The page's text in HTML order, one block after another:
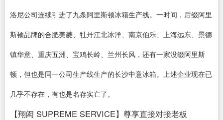
洛尼公司连续引进了九条阿里斯顿冰箱生产线。一时间，后缀阿里
斯顿品牌的合肥美菱、牡丹江北冰洋、南京伯乐、上海远东、景德
镇华意、重庆五洲、宝鸡长岭、兰州长风，还有一家没缀阿里斯
顿，但也是同一公司生产线生产的长沙中意冰箱。上述企业现在已
几乎不存在，有也是名存实亡了。
【翔闳 SUPREME SERVICE】尊享直接对接老板